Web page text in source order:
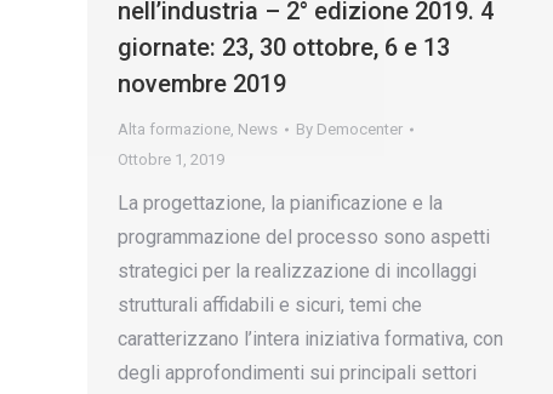
nell’industria – 2° edizione 2019. 4
giornate: 23, 30 ottobre, 6 e 13
novembre 2019
Alta formazione, News By Democenter
Ottobre 1, 2019
La progettazione, la pianificazione e la
programmazione del processo sono aspetti
strategici per la realizzazione di incollaggi
strutturali affidabili e sicuri, temi che
caratterizzano l’intera iniziativa formativa, con
degli approfondimenti sui principali settori